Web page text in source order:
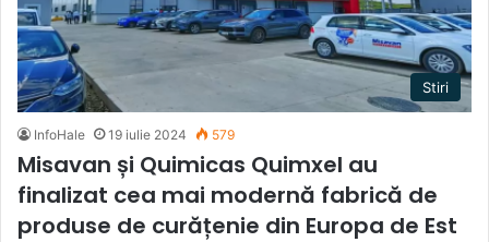
Stiri
InfoHale 19 iulie 2024 579
Misavan și Quimicas Quimxel au
finalizat cea mai modernă fabrică de
produse de curățenie din Europa de Est